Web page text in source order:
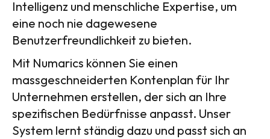
Intelligenz und menschliche Expertise, um
eine noch nie dagewesene
Benutzerfreundlichkeit zu bieten.
Mit Numarics können Sie einen
massgeschneiderten Kontenplan für Ihr
Unternehmen erstellen, der sich an Ihre
spezifischen Bedürfnisse anpasst. Unser
System lernt ständig dazu und passt sich an